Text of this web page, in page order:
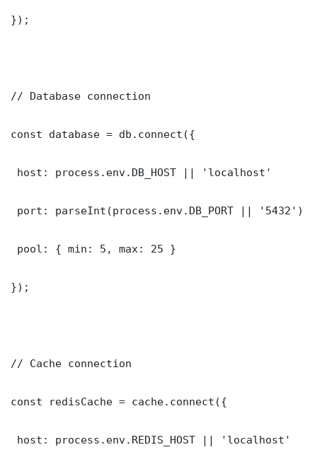
});
// Database connection
const database = db.connect({
host: process.env.DB_HOST || 'localhost'
port: parseInt(process.env.DB_PORT || '5432')
pool: { min: 5, max: 25 }
});
// Cache connection
const redisCache = cache.connect({
host: process.env.REDIS_HOST || 'localhost'